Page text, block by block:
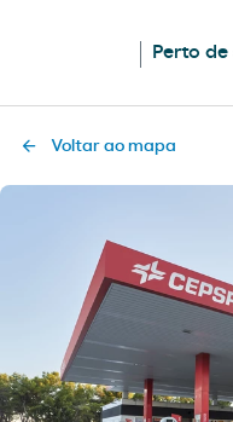
Perto de
Voltar ao mapa